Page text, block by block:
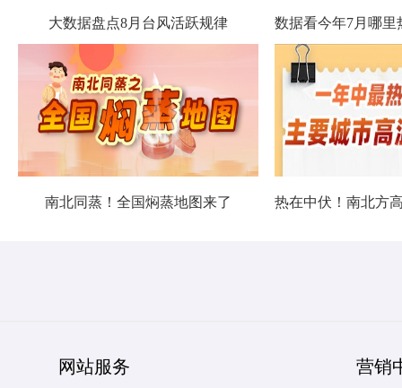
大数据盘点8月台风活跃规律
南北同蒸！全国焖蒸地图来了
网站服务 营销